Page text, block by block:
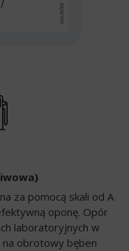
za pomocą skali od A
oponę. Opór
laboratoryjnych w
obrotowy bęben